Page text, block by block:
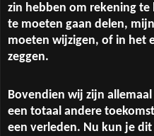
zin hebben om rekening
te moeten gaan delen,
moeten wijzigen, of in het
zeggen.
Bovendien wij zijn
een totaal andere
een verleden. Nu kun je